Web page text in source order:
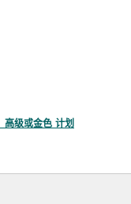
高级或金色 计划